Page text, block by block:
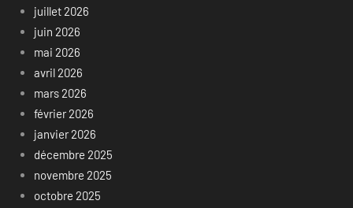
juillet 2026
juin 2026
mai 2026
avril 2026
mars 2026
février 2026
janvier 2026
décembre 2025
novembre 2025
octobre 2025